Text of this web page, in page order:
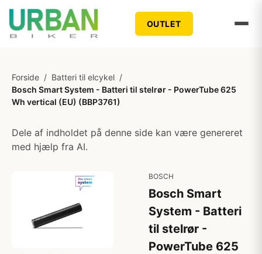
OUTLET
Forside / Batteri til elcykel /
Bosch Smart System - Batteri til stelrør - PowerTube 625
Wh vertical (EU) (BBP3761)
Dele af indholdet på denne side kan være genereret
med hjælp fra AI.
BOSCH
Bosch Smart
System - Batteri
til stelrør -
PowerTube 625